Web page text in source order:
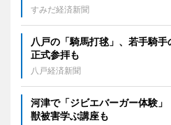
すみだ経済新聞
八戸の「騎馬打毬」、若手騎
正式参拝も
八戸経済新聞
河津で「ジビエバーガー体験
獣被害学ぶ講座も